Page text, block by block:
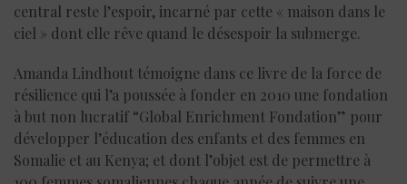
central reste l’espoir, incarné par cette « maison dans le
ciel » dont elle rêve quand le désespoir la submerge.
Amanda Lindhout témoigne dans ce livre de la force de
résilience qui l’a poussée à fonder en 2010 une fondation
à but non lucratif “Global Enrichment Fondation” pour
développer l’éducation des enfants et des femmes en
Somalie et au Kenya; et dont l’objet est de permettre à